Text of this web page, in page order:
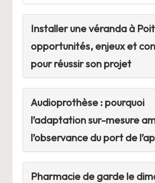
Installer une véranda à
opportunités, enjeux et
pour réussir son projet
Audioprothèse : pourquoi
l’adaptation sur-mesure
l’observance du port de
Pharmacie de garde le